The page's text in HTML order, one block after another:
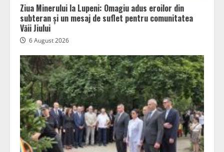
Ziua Minerului la Lupeni: Omagiu adus eroilor din
subteran și un mesaj de suflet pentru comunitatea
Văii Jiului
6 August 2026